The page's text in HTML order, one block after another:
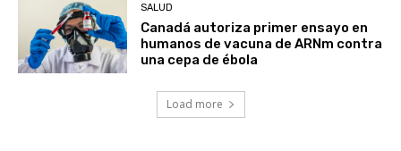
SALUD
Canadá autoriza primer ensayo en
humanos de vacuna de ARNm contra
una cepa de ébola
Load more